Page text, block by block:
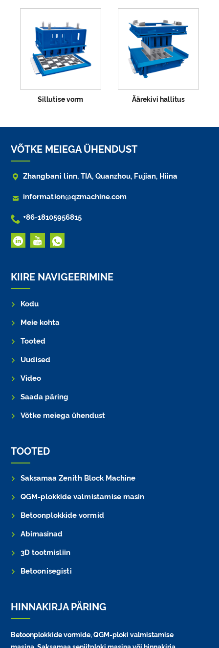
Sillutise vorm Äärekivi hallitus
VÕTKE MEIEGA ÜHENDUST
 Zhangbani linn, TIA, Quanzhou, Fujian, Hiina
 information@qzmachine.com
 +86-18105956815
KIIRE NAVIGEERIMINE
Kodu
Meie kohta
Tooted
Uudised
Video
Saada päring
Võtke meiega ühendust
TOOTED
Saksamaa Zenith Block Machine
QGM-plokkide valmistamise masin
Betoonplokkide vormid
Abimasinad
3D tootmisliin
Betoonisegisti
HINNAKIRJA PÄRING
Betoonplokkide vormide, QGM-ploki valmistamise